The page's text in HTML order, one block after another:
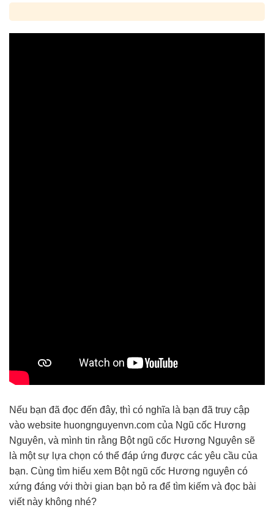
Nếu bạn đã đọc đến đây, thì có nghĩa là bạn đã truy cập
vào website huongnguyenvn.com của Ngũ cốc Hương
Nguyên, và mình tin rằng Bột ngũ cốc Hương Nguyên sẽ
là một sự lựa chọn có thể đáp ứng được các yêu cầu của
bạn. Cùng tìm hiểu xem Bột ngũ cốc Hương nguyên có
xứng đáng với thời gian bạn bỏ ra để tìm kiếm và đọc bài
viết này không nhé?